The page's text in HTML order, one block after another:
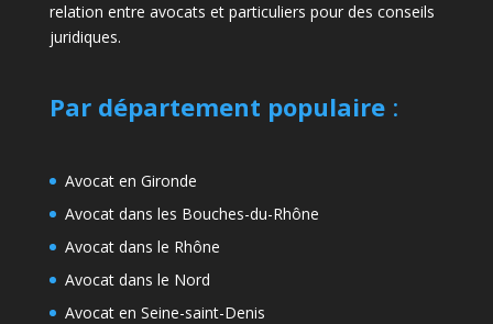
relation entre avocats et particuliers pour des conseils
juridiques.
Par département populaire:
Avocat en Gironde
Avocat dans les Bouches-du-Rhône
Avocat dans le Rhône
Avocat dans le Nord
Avocat en Seine-saint-Denis